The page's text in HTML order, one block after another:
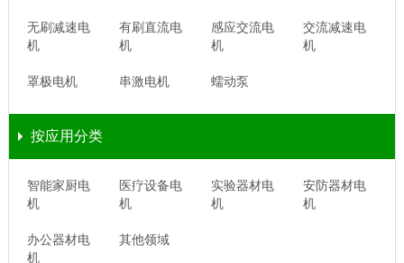
无刷减速电
机
有刷直流电
机
感应交流电
机
交流减速电
机
罩极电机 串激电机 蠕动泵
按应用分类
智能家厨电
机
医疗设备电
机
实验器材电
机
安防器材电
机
办公器材电
机
其他领域